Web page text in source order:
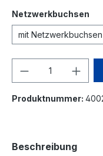
Netzwerkbuchsen
mit Netzwerkbuchsen
Produkt
Produktnummer:
Beschreibung